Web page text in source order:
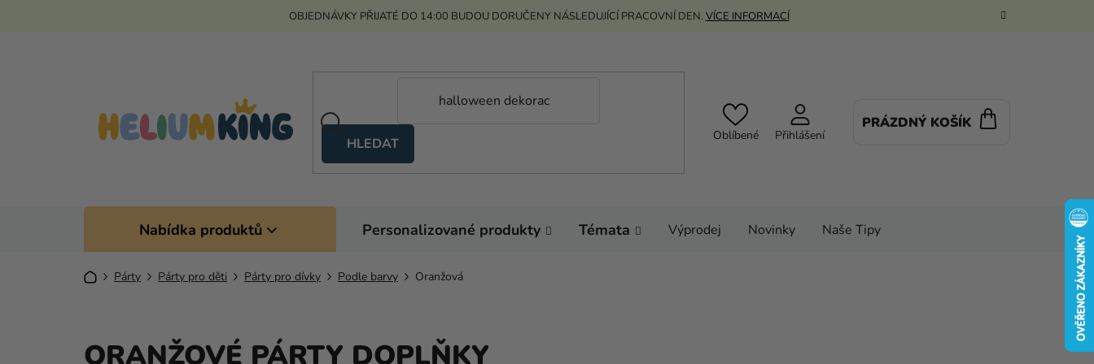
OBJEDNÁVKY PŘIJATÉ DO 14:00 BUDOU DORUČENY NÁSLEDUJÍCÍ PRACOVNÍ DEN. VÍCE INFORMACÍ
HLEDAT Oblíbené Přihlášení
PRÁZDNÝ KOŠÍK
Nabídka produktů Personalizované produkty Témata Výprodej Novinky Naše Tipy
Domů Párty Párty pro děti Párty pro dívky Podle barvy Oranžová
ORANŽOVÉ PÁRTY DOPLŇKY